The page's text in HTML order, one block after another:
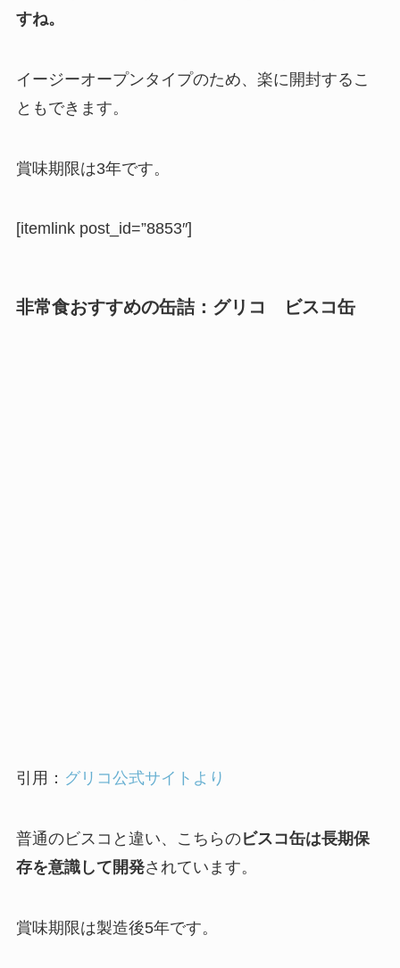
すね。
イージーオープンタイプのため、楽に開封するこ
ともできます。
賞味期限は3年です。
[itemlink post_id=”8853″]
非常食おすすめの缶詰： グリコ ビスコ缶
引用： グリコ公式サイトより
普通のビスコと違い、こちらのビスコ缶は長期保
存を意識して開発されています。
賞味期限は製造後5年です。